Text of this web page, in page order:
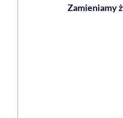
Zamieniamy